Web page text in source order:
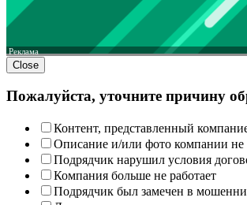
Реклама
Close
Пожалуйста, уточните причину
Контент, представленный
Описание и/или фото компании не
Подрядчик нарушил условия
Компания больше не работает
Подрядчик был замечен в